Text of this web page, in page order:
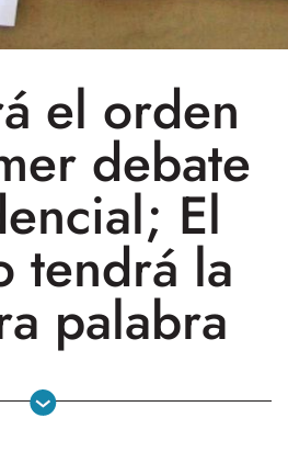
el orden
debate
El
tendrá la
palabra